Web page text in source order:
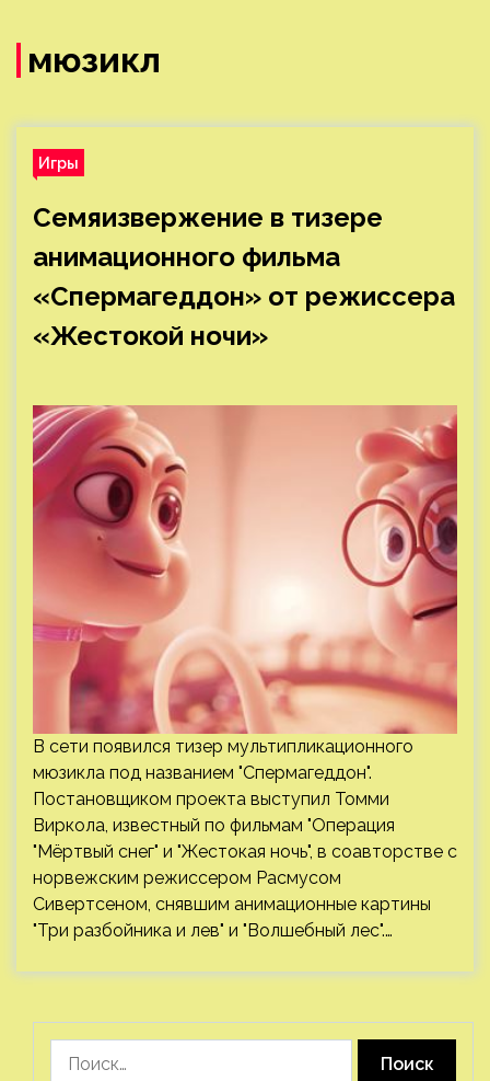
мюзикл
Игры
Семяизвержение в тизере
анимационного фильма
«Спермагеддон» от режиссера
«Жестокой ночи»
В сети появился тизер мультипликационного
мюзикла под названием "Спермагеддон".
Постановщиком проекта выступил Томми
Виркола, известный по фильмам "Операция
"Мёртвый снег" и "Жестокая ночь", в соавторстве с
норвежским режиссером Расмусом
Сивертсеном, снявшим анимационные картины
"Три разбойника и лев" и "Волшебный лес".…